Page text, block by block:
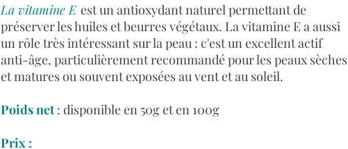
La vitamine E est un antioxydant naturel permettant de
préserver les huiles et beurres végétaux. La vitamine E a aussi
un rôle très intéressant sur la peau : c'est un excellent actif
anti-âge, particulièrement recommandé pour les peaux sèches
et matures ou souvent exposées au vent et au soleil.
Poids net: disponible en 50g et en 100g
Prix :